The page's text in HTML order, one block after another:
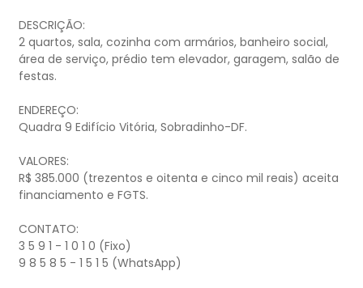
DESCRIÇÃO:
2 quartos, sala, cozinha com armários, banheiro social,
área de serviço, prédio tem elevador, garagem, salão de
festas.
ENDEREÇO:
Quadra 9 Edifício Vitória, Sobradinho-DF.
VALORES:
R$ 385.000 (trezentos e oitenta e cinco mil reais) aceita
financiamento e FGTS.
CONTATO:
3 5 9 1 - 1 0 1 0 (Fixo)
9 8 5 8 5 - 1 5 1 5 (WhatsApp)